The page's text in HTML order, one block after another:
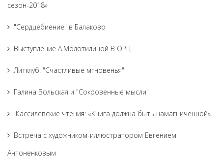
сезон-2018»
"Сердцебиение" в Балаково
Выступление А.Молотилиной В ОРЦ
Литклуб: "Счастливые мгновенья"
Галина Вольская и "Сокровенные мысли"
Кассилевские чтения: «Книга должна быть намагниченной».
Встреча с художником-иллюстратором Евгением
Антоненковым